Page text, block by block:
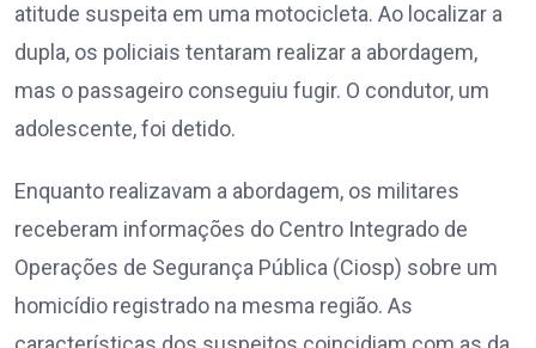
atitude suspeita em uma motocicleta. Ao localizar a
dupla, os policiais tentaram realizar a abordagem,
mas o passageiro conseguiu fugir. O condutor, um
adolescente, foi detido.
Enquanto realizavam a abordagem, os militares
receberam informações do Centro Integrado de
Operações de Segurança Pública (Ciosp) sobre um
homicídio registrado na mesma região. As